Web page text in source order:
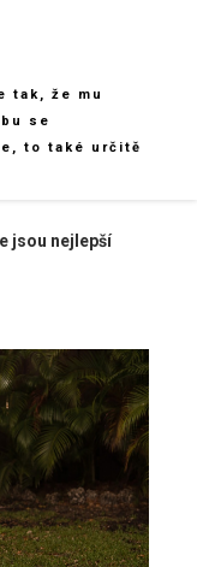
tak, že mu
se
to také určitě
jsou nejlepší